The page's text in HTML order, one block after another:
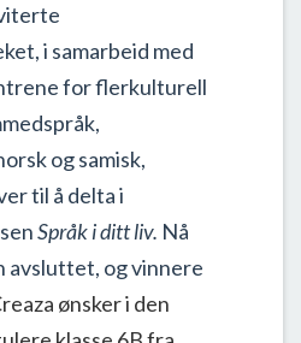
i samarbeid med
for flerkulturell
og samisk,
til å delta i
Språk i ditt liv. Nå
avsluttet, og vinnere
ønsker i den